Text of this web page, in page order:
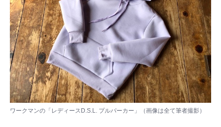
ワークマンの「レディースD.S.L. プルパーカー」（画像は全て筆者撮影）